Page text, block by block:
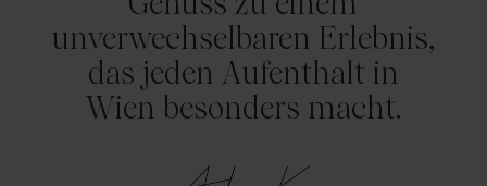
unverwechselbaren Erlebnis,
das jeden Aufenthalt in
Wien besonders macht.